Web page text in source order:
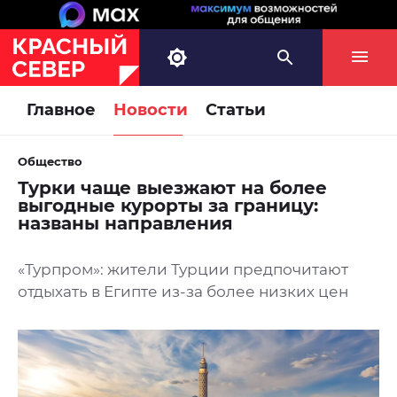
Главное Новости Статьи
Общество
Турки чаще выезжают на более
выгодные курорты за границу:
названы направления
«Турпром»: жители Турции предпочитают
отдыхать в Египте из-за более низких цен